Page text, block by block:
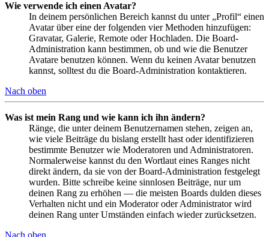
Wie verwende ich einen Avatar?
In deinem persönlichen Bereich kannst du unter „Profil“ einen
Avatar über eine der folgenden vier Methoden hinzufügen:
Gravatar, Galerie, Remote oder Hochladen. Die Board-
Administration kann bestimmen, ob und wie die Benutzer
Avatare benutzen können. Wenn du keinen Avatar benutzen
kannst, solltest du die Board-Administration kontaktieren.
Nach oben
Was ist mein Rang und wie kann ich ihn ändern?
Ränge, die unter deinem Benutzernamen stehen, zeigen an,
wie viele Beiträge du bislang erstellt hast oder identifizieren
bestimmte Benutzer wie Moderatoren und Administratoren.
Normalerweise kannst du den Wortlaut eines Ranges nicht
direkt ändern, da sie von der Board-Administration festgelegt
wurden. Bitte schreibe keine sinnlosen Beiträge, nur um
deinen Rang zu erhöhen — die meisten Boards dulden dieses
Verhalten nicht und ein Moderator oder Administrator wird
deinen Rang unter Umständen einfach wieder zurücksetzen.
Nach oben